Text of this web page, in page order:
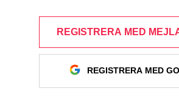
REGISTRERA MED
REGISTRERA MED